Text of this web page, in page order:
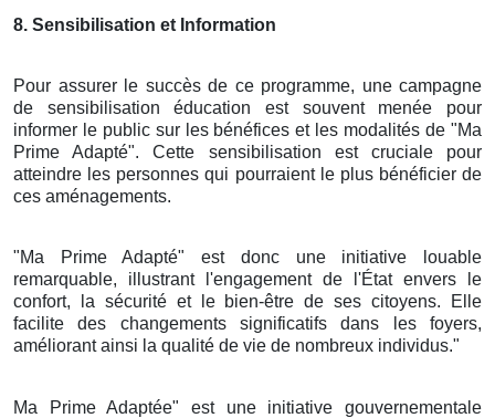
8. Sensibilisation et Information
Pour assurer le succès de ce programme, une campagne
de sensibilisation éducation est souvent menée pour
informer le public sur les bénéfices et les modalités de "Ma
Prime Adapté". Cette sensibilisation est cruciale pour
atteindre les personnes qui pourraient le plus bénéficier de
ces aménagements.
"Ma Prime Adapté" est donc une initiative louable
remarquable, illustrant l'engagement de l'État envers le
confort, la sécurité et le bien-être de ses citoyens. Elle
facilite des changements significatifs dans les foyers,
améliorant ainsi la qualité de vie de nombreux individus."
Ma Prime Adaptée" est une initiative gouvernementale